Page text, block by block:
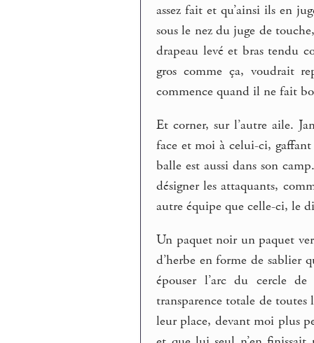
assez fait et qu’ainsi ils en
sous le nez du juge de
drapeau levé et bras tendu
gros comme ça, voudrait
commence quand il ne fait
Et corner, sur l’autre aile.
face et moi à celui-ci,
balle est aussi dans son
désigner les attaquants,
autre équipe que celle-ci, le
Un paquet noir un paquet
d’herbe en forme de sablier
épouser l’arc du cercle
transparence totale de
leur place, devant moi plus